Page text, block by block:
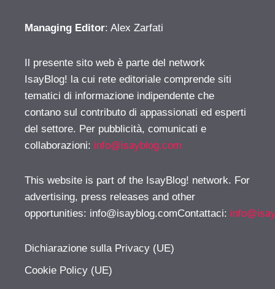
Managing Editor: Alex Zarfati
Il presente sito web è parte del network
IsayBlog! la cui rete editoriale comprende siti
tematici di informazione indipendente che
contano sul contributo di appassionati ed esperti
del settore. Per pubblicità, comunicati e
collaborazioni: info@isayblog.com
This website is part of the IsayBlog! network. For
advertising, press releases and other
opportunities: info@isayblog.comContattaci:
Dichiarazione sulla Privacy (UE)
Cookie Policy (UE)